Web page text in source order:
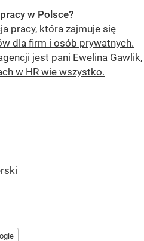
w Polsce?
pracy, która zajmuje się
dla firm i osób prywatnych.
jest pani Ewelina Gawlik,
w HR wie wszystko.